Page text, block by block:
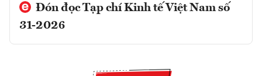
Đón đọc Tạp chí Kinh tế Việt Nam số
31-2026